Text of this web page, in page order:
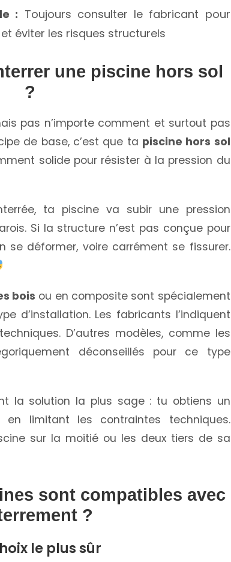
: Toujours consulter le fabricant pour
et éviter les risques structurels
une piscine hors sol
?
pas n’importe comment et surtout pas
de base, c’est que ta piscine hors sol
solide pour résister à la pression du
ta piscine va subir une pression
Si la structure n’est pas conçue pour
se déformer, voire carrément se fissurer.
bois ou en composite sont spécialement
d’installation. Les fabricants l’indiquent
D’autres modèles, comme les
déconseillés pour ce type
la solution la plus sage : tu obtiens un
limitant les contraintes techniques.
sur la moitié ou les deux tiers de sa
sont compatibles avec
?
le plus sûr